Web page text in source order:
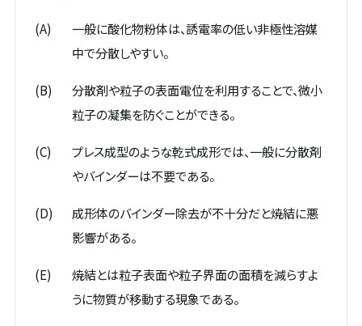
(A)
一般に酸化物粉体は、誘電率の低い非極性溶媒
中で分散しやすい。
(B)
分散剤や粒子の表面電位を利用することで、微小
粒子の凝集を防ぐことができる。
(C)
プレス成型のような乾式成形では、一般に分散剤
やバインダーは不要である。
(D)
成形体のバインダー除去が不十分だと焼結に悪
影響がある。
(E)
焼結とは粒子表面や粒子界面の面積を減らすよ
うに物質が移動する現象である。